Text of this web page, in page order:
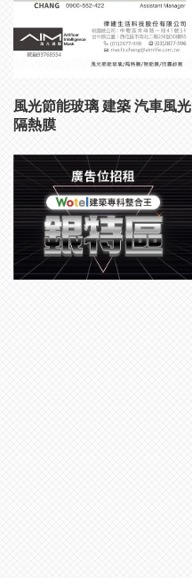
風光節能玻璃 建築 汽車風光
隔熱膜